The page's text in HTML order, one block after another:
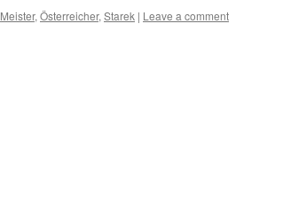
Meister, Österreicher, Starek | Leave a comment